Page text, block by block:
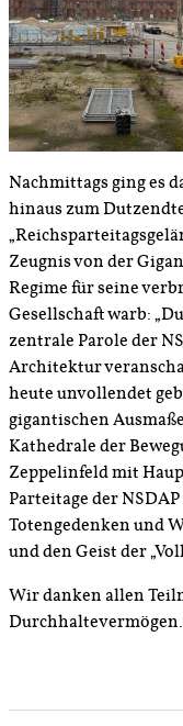
Nachmittags ging es
hinaus zum
Zeugnis von der
Regime für seine
Gesellschaft warb:
zentrale Parole der
Architektur
heute unvollendet
gigantischen
Kathedrale der
Zeppelinfeld mit
Parteitage der
Totengedenken und
und den Geist der
Wir danken allen
Durchhaltevermögen.